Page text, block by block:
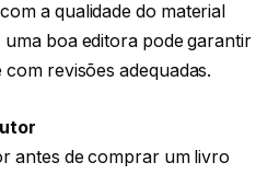
a qualidade do material
boa editora pode garantir
revisões adequadas.
antes de comprar um livro